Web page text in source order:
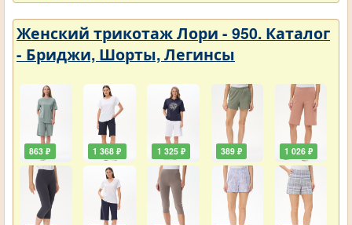
Женский трикотаж Лори - 950. Каталог
- Бриджи, Шорты, Легинсы
863 ₽ 1 368 ₽ 1 325 ₽ 389 ₽ 1 026 ₽